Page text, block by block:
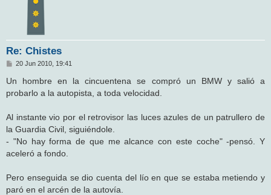
Re: Chistes
M
n
a
20 Jun 2010, 19:41
Un hombre en la cincuentena se compró un BMW y salió a
probarlo a la autopista, a toda velocidad.
Al instante vio por el retrovisor las luces azules de un patrullero de
la Guardia Civil, siguiéndole.
- "No hay forma de que me alcance con este coche" -pensó. Y
aceleró a fondo.
Pero enseguida se dio cuenta del lío en que se estaba metiendo y
paró en el arcén de la autovía.